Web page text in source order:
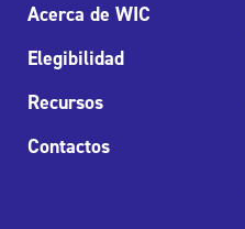
Acerca de WIC
Elegibilidad
Recursos
Contactos